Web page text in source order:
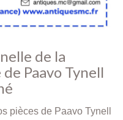
de la
Paavo Tynell
pièces de Paavo Tynell